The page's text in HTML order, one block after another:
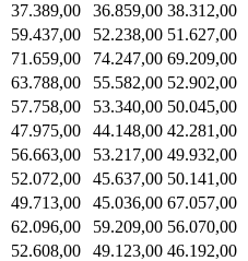
37.389,00 36.859,00 38.312,00
59.437,00 52.238,00 51.627,00
71.659,00 74.247,00 69.209,00
63.788,00 55.582,00 52.902,00
57.758,00 53.340,00 50.045,00
47.975,00 44.148,00 42.281,00
56.663,00 53.217,00 49.932,00
52.072,00 45.637,00 50.141,00
49.713,00 45.036,00 67.057,00
62.096,00 59.209,00 56.070,00
52.608,00 49.123,00 46.192,00